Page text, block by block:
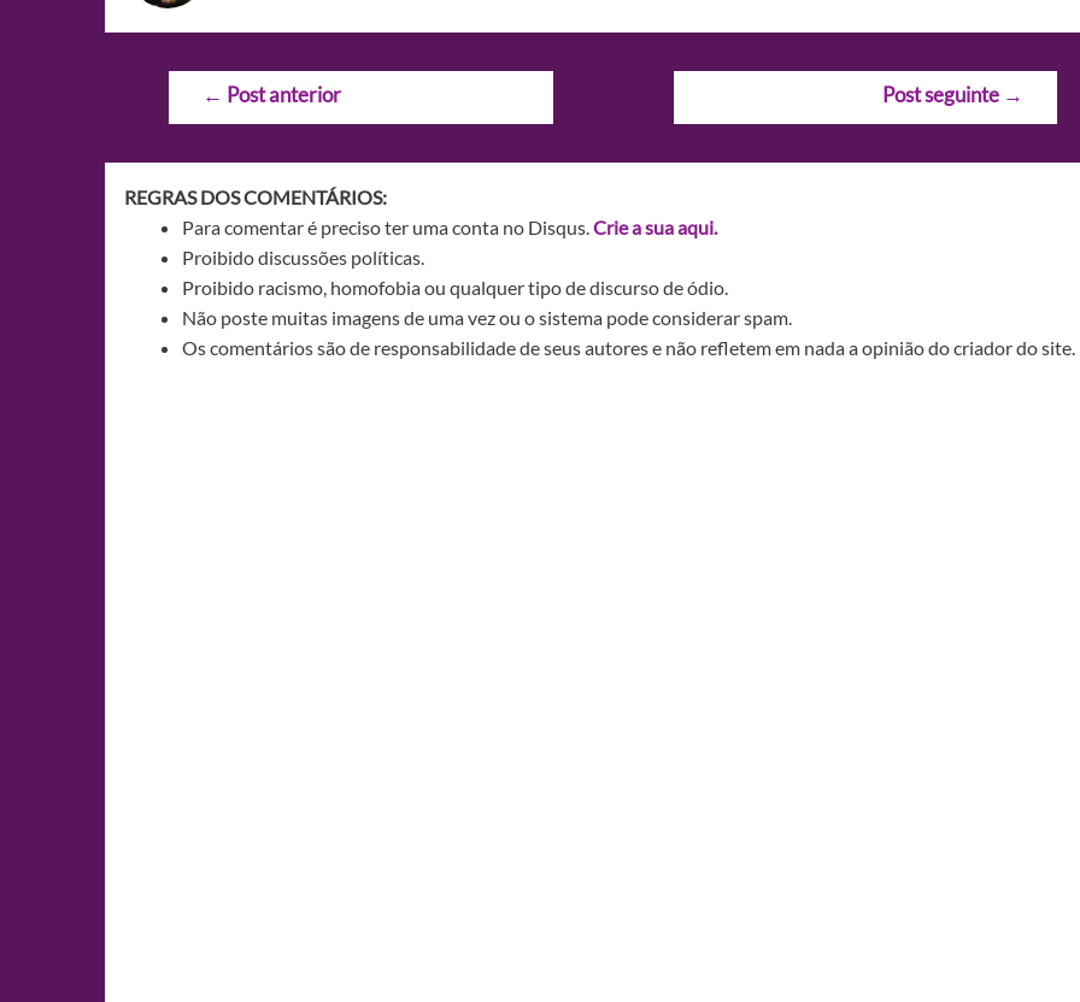
Navegação
← Post anterior Post seguinte →
REGRAS DOS COMENTÁRIOS:
Para comentar é preciso ter uma conta no Disqus.Crie a sua aqui.
Proibido discussões políticas.
Proibido racismo, homofobia ou qualquer tipo de discurso de ódio.
Não poste muitas imagens de uma vez ou o sistema pode considerar spam.
Os comentários são de responsabilidade de seus autores e não refletem em nada a opinião do criador do site.